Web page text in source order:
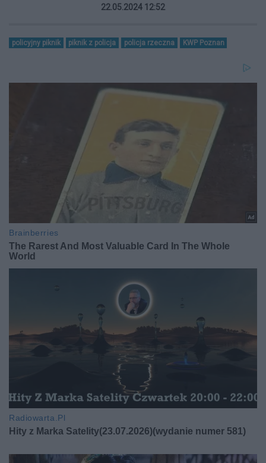
22.05.2024 12:52
policyjny piknik piknik z policja policja rzeczna KWP Poznan